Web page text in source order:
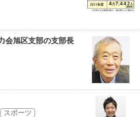
会旭区支部の支部長
スポーツ